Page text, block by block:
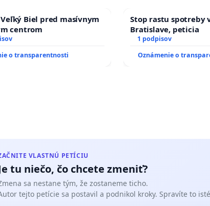
Biel pred masívnym
centrom
o transparentnosti
Stop rastu spotreby
Bratislave, peticia
1 podpisov
Oznámenie o
VLASTNÚ PETÍCIU
tu niečo, čo chcete zmeniť?
sa nestane tým, že zostaneme ticho.
tejto petície sa postavil a podnikol kroky. Spravíte to